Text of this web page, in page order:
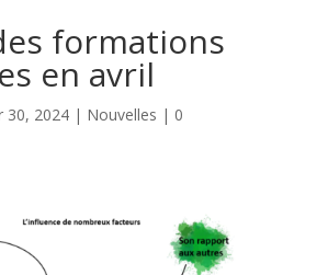
formations
en avril
30, 2024| Nouvelles | 0